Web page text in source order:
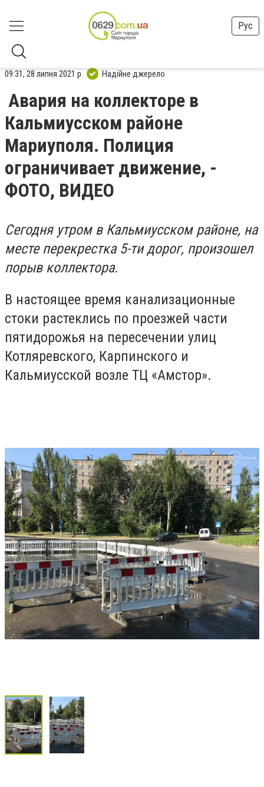
Рус
09:31, 28 липня 2021 р. Надійне джерело
Авария на коллекторе в
Кальмиусском районе
Мариуполя. Полиция
ограничивает движение, -
ФОТО, ВИДЕО
Сегодня утром в Кальмиусском районе, на
месте перекрестка 5-ти дорог, произошел
порыв коллектора.
В настоящее время канализационные
стоки растеклись по проезжей части
пятидорожья на пересечении улиц
Котляревского, Карпинского и
Кальмиусской возле ТЦ «Амстор».